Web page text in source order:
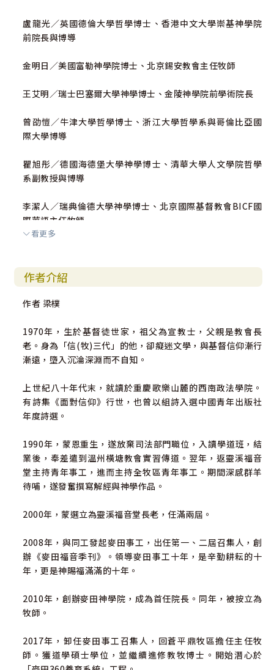
盧龍光／英國德倫大學哲學博士、香港中文大學崇基神學院
前院長與博導
金明日／美國富勒神學院博士、北京錫安教會主任牧師
王艾明／瑞士巴塞爾大學神學博士、金陵神學院前學術院長
曾劭愷／牛津大學哲學博士、浙江大學哲學系與哥倫比亞國
際大學博導
瞿旭彤／德國海德堡大學神學博士、清華大學人文學院哲學
系副教授與博導
李潔人／瑞典倫德大學神學博士、北京國際基督教會BICF國
際華語主任牧師
劉 平／復旦大學宗教學系教授、博導
張文西／美國天主教大學聖經學博士、天主教邢台教區神父
張 閎／同濟大學人文學院教授、魯迅研究中心主任
柏 樺／詩人、西南交通大學教授與博導
安 平／美國普世佳音新媒體傳播機構執行主任、宣教牧師
戎利娜／天主教聖望會修女、美國天主教大學聖經學博士
潘蕾蕾／獨立製片人、首屆雅歌文藝獎獲得者
北 村／中國先鋒小說代表作家、湯清文學獎獲得者、入選
中國小說五十強
郝青松／清華大學藝術學博士、藝術評論家
徐頌讚／作家、首屆雅歌文藝獎獲得者
東 君／小說家、郁達夫小說獎、茅盾文學新人獎獲得者
繆心醒／田事工聯合會召集人、牧師
看更多
作者介紹
作者 梁樸
1970年，生於基督徒世家，祖父為宣教士，父親是教會長
老。身為「信(牧)三代」的他，卻癡迷文學，與基督信仰漸行
漸遠，墮入沉淪深淵而不自知。
上世紀八十年代末，就讀於重慶歌樂山麓的西南政法學院。
有詩集《面對信仰》行世，也曾以組詩入選中國青年出版社
年度詩選。
1990年，蒙恩重生，遂放棄司法部門職位，入讀學道班，結
業後，奉差遣到溫州橫塘教會實習傳道。翌年，返靈溪福音
堂主持青年事工，進而主持全牧區青年事工。期間深感群羊
待哺，遂發奮撰寫解經與神學作品。
2000年，蒙選立為靈溪福音堂長老，任滿兩屆。
2008年，與同工發起麥田事工，出任第一、二屆召集人，創
辦《麥田福音季刊》。領導麥田事工十年，是辛勤耕耘的十
年，更是神賜福滿滿的十年。
2010年，創辦麥田神學院，成為首任院長。同年，被按立為
牧師。
2017年，卸任麥田事工召集人，回蒼平鼎牧區擔任主任牧
師。獲道學碩士學位，並繼續進修教牧博士。開始潛心於